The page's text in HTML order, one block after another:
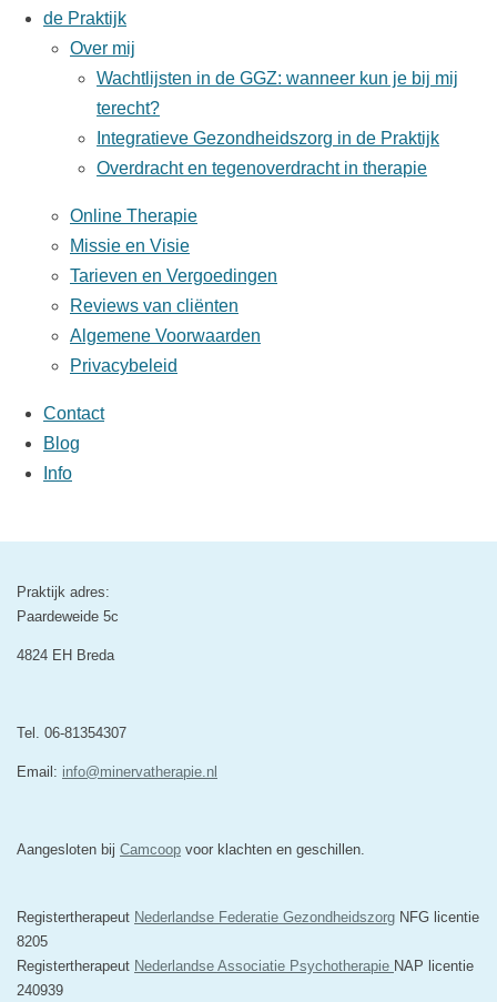
de Praktijk
Over mij
Wachtlijsten in de GGZ: wanneer kun je bij mij
terecht?
Integratieve Gezondheidszorg in de Praktijk
Overdracht en tegenoverdracht in therapie
Online Therapie
Missie en Visie
Tarieven en Vergoedingen
Reviews van cliënten
Algemene Voorwaarden
Privacybeleid
Contact
Blog
Info
Praktijk adres:
Paardeweide 5c
4824 EH Breda
Tel. 06-81354307
Email: info@minervatherapie.nl
Aangesloten bij Camcoop voor klachten en geschillen.
Registertherapeut Nederlandse Federatie Gezondheidszorg NFG licentie
8205
Registertherapeut Nederlandse Associatie Psychotherapie NAP licentie
240939